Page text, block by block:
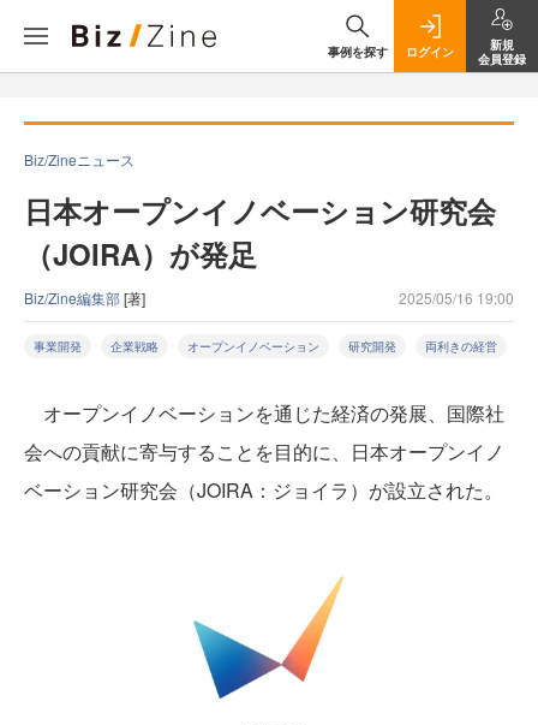
事例を探す ログイン
新規
会員登録
Biz/Zineニュース
日本オープンイノベーション研究会
（JOIRA）が発足
Biz/Zine編集部[著] 2025/05/16 19:00
事業開発 企業戦略 オープンイノベーション 研究開発 両利きの経営
オープンイノベーションを通じた経済の発展、国際社
会への貢献に寄与することを目的に、日本オープンイノ
ベーション研究会（JOIRA：ジョイラ）が設立された。